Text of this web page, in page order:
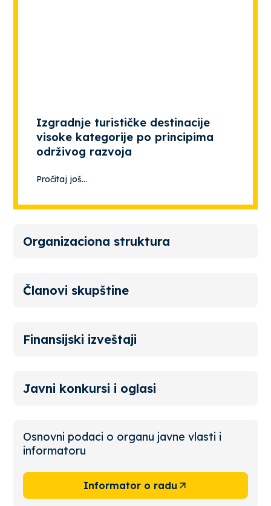
Izgradnje turističke destinacije
visoke kategorije po principima
održivog razvoja
Pročitaj još...
Organizaciona struktura
Članovi skupštine
Finansijski izveštaji
Javni konkursi i oglasi
Osnovni podaci o organu javne vlasti i
informatoru
Informator o radu